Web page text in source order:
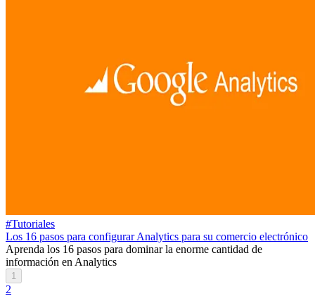
#Tutoriales
Los 16 pasos para configurar Analytics para su comercio electrónico
Aprenda los 16 pasos para dominar la enorme cantidad de
información en Analytics
1
2